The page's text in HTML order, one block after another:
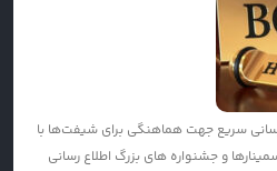
سريع جهت هماهنگی برای شيفت‌ها با
و جشنواره های بزرگ اطلاع رسانی